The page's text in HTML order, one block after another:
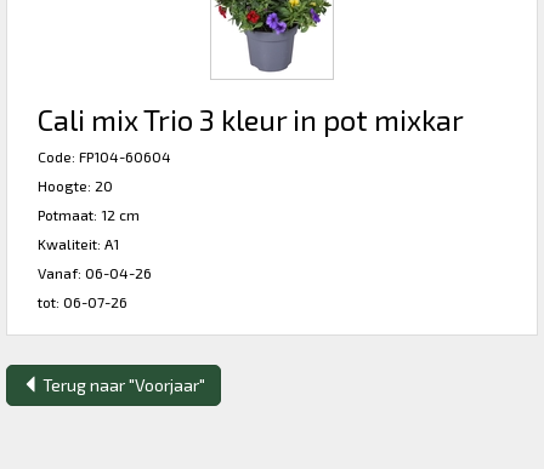
Cali mix Trio 3 kleur in pot mixkar
Code: FP104-60604
Hoogte: 20
Potmaat: 12 cm
Kwaliteit: A1
Vanaf: 06-04-26
tot: 06-07-26
Terug naar "Voorjaar"